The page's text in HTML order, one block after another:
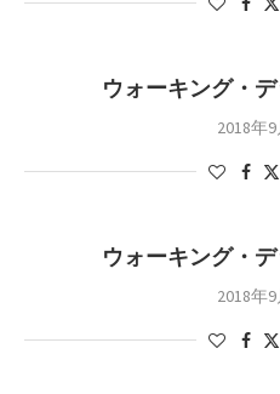
ウォーキング・
2018年
ウォーキング・
2018年